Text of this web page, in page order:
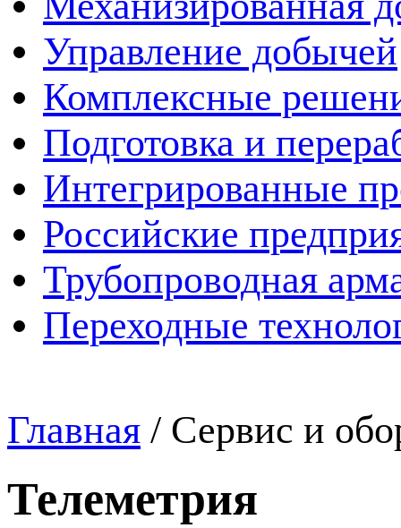
Управление добычей
Комплексные
Подготовка и
Интегрированные
Российские
Трубопроводная
Переходные
Главная / Сервис и
Телеметрия